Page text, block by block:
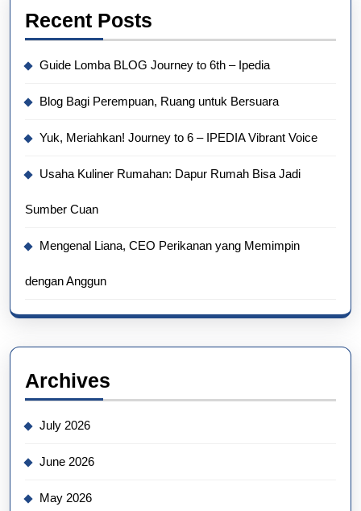
Recent Posts
Guide Lomba BLOG Journey to 6th – Ipedia
Blog Bagi Perempuan, Ruang untuk Bersuara
Yuk, Meriahkan! Journey to 6 – IPEDIA Vibrant Voice
Usaha Kuliner Rumahan: Dapur Rumah Bisa Jadi
Sumber Cuan
Mengenal Liana, CEO Perikanan yang Memimpin
dengan Anggun
Archives
July 2026
June 2026
May 2026